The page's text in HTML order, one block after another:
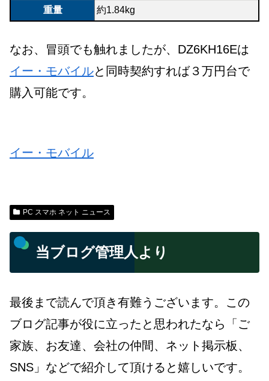
重量 約1.84kg
なお、冒頭でも触れましたが、DZ6KH16Eは
イー・モバイルと同時契約すれば３万円台で
購入可能です。
イー・モバイル
PC スマホ ネット ニュース
当ブログ管理人より
最後まで読んで頂き有難うございます。この
ブログ記事が役に立ったと思われたなら「ご
家族、お友達、会社の仲間、ネット掲示板、
SNS」などで紹介して頂けると嬉しいです。